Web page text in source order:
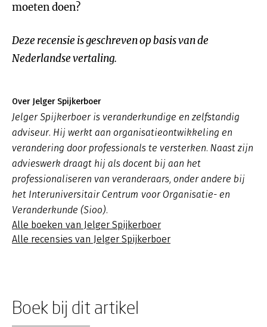
moeten doen?
Deze recensie is geschreven op basis van de
Nederlandse vertaling.
Over Jelger Spijkerboer
Jelger Spijkerboer is veranderkundige en zelfstandig
adviseur. Hij werkt aan organisatieontwikkeling en
verandering door professionals te versterken. Naast zijn
advieswerk draagt hij als docent bij aan het
professionaliseren van veranderaars, onder andere bij
het Interuniversitair Centrum voor Organisatie- en
Veranderkunde (Sioo).
Alle boeken van Jelger Spijkerboer
Alle recensies van Jelger Spijkerboer
Boek bij dit artikel